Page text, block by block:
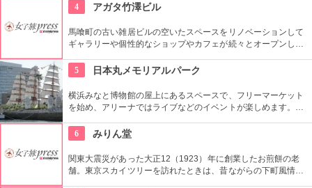
4
アガタ竹澤ビル
馬喰町の古い雑居ビルの空いたスペースをリノベーションして
ギャラリーや個性的なショップやカフェが続々とオープンした
注目を浴びるアートビルとなっている。
5 日本丸メモリアルパーク
横浜みなと博物館の屋上にあるスペースで、フリーマーケット
を始め、アリーナではライブなどのイベントが楽しめます。も
財に指定されています。
6 みりん堂
関東大震災があった大正12（1923）年に創業したお煎餅の老
舗。東京スカイツリーを訪れたときは、昔ながらの下町風情と